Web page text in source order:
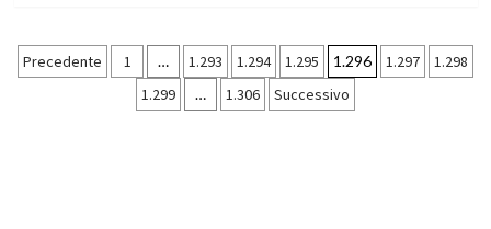
Paginazione
Precedente 1 … 1.293 1.294 1.295 1.296 1.297
1.298
1.299
… 1.306 Successivo